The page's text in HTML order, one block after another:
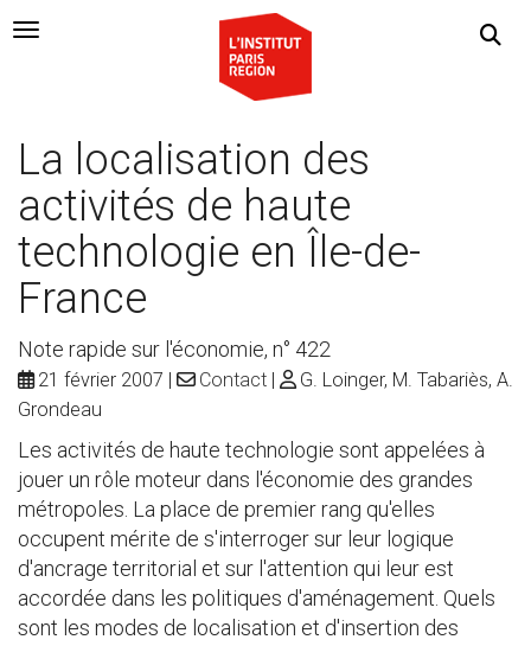
Navigation Toggle
La localisation des
activités de haute
technologie en Île-de-
France
Note rapide sur l'économie, n° 422
21 février 2007 Contact
G. Loinger, M. Tabariès, A.
Grondeau
Les activités de haute technologie sont appelées à
jouer un rôle moteur dans l'économie des grandes
métropoles. La place de premier rang qu'elles
occupent mérite de s'interroger sur leur logique
d'ancrage territorial et sur l'attention qui leur est
accordée dans les politiques d'aménagement. Quels
sont les modes de localisation et d'insertion des